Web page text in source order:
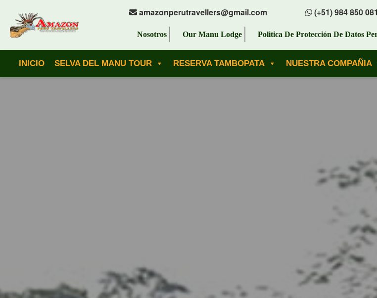
amazonperutravellers@gmail.com (+51) 984 850 081
Nosotros Our Manu Lodge Politica De Protección De Datos
INICIO SELVA DEL MANU TOUR RESERVA TAMBOPATA NUESTRA COMPAÑIA